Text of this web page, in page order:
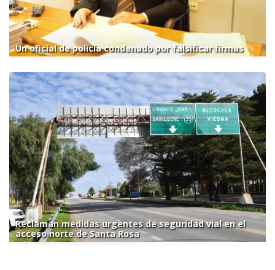
Un oficial de policía condenado por falsificar firmas
Reclaman medidas urgentes de seguridad vial en el
acceso norte de Santa Rosa